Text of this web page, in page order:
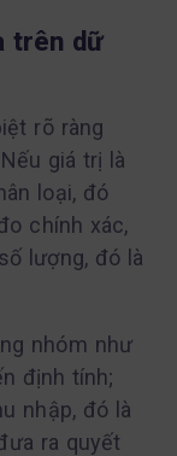
trên dữ
rõ ràng
giá trị là
loại, đó
chính xác,
lượng, đó là
nhóm như
định tính;
nhập, đó là
ra quyết